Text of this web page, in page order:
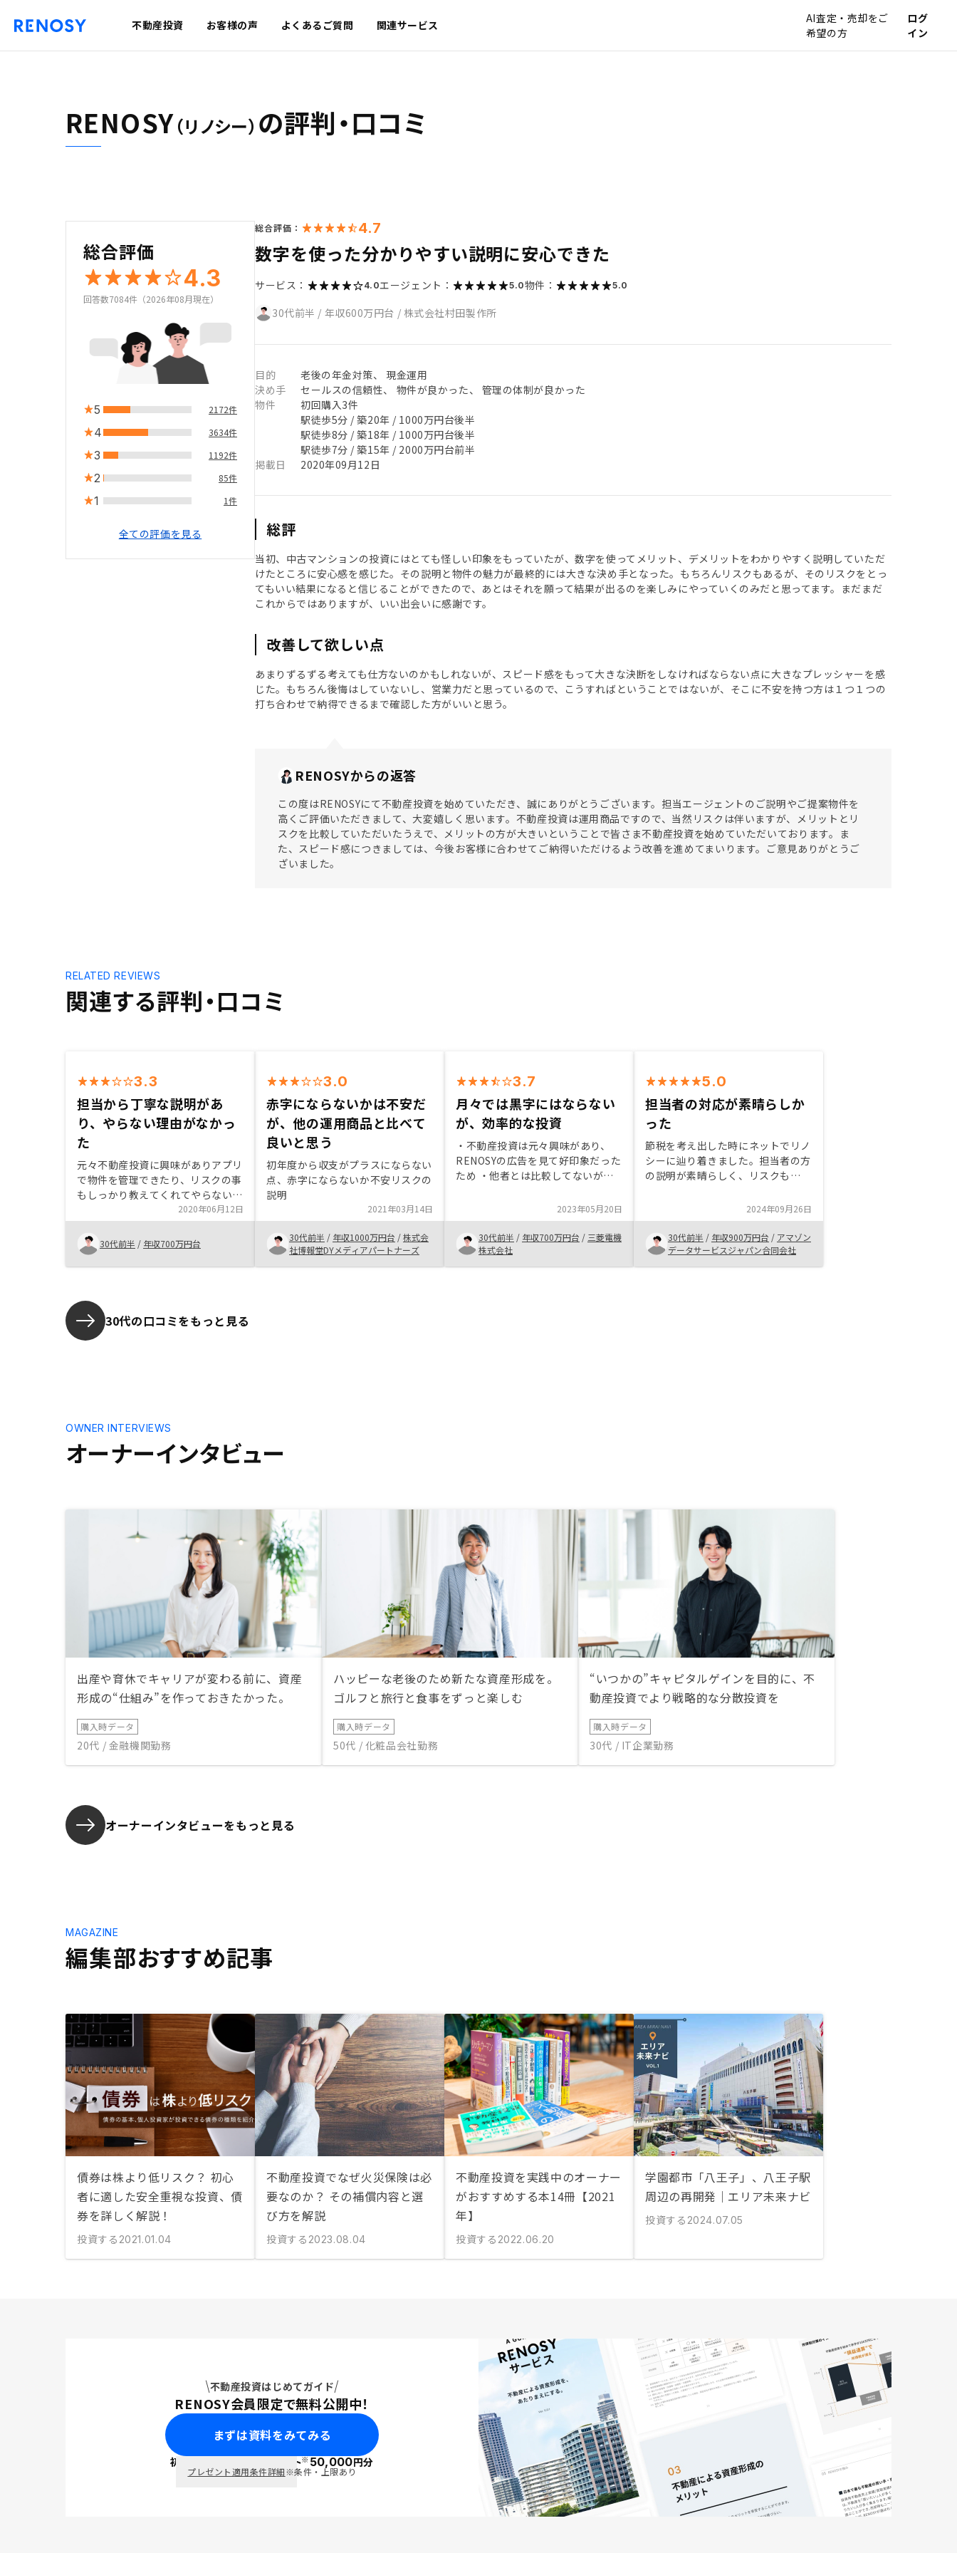
不動産投資 お客様の声 よくあるご質問 関連サービス
AI査定・売却をご
希望の方
ログ
イン
RENOSY（リノシー） の評判・口コミ
総合評価
4.3
回答数7084件（2026年08月現在）
5 2172件
4 3634件
3 1192件
2 85件
1 1件
全ての評価を見る
総合評価： 4.7
数字を使った分かりやすい説明に安心できた
サービス： 4.0エージェント： 5.0物件： 5.0
30代前半 / 年収600万円台 / 株式会社村田製作所
目的
老後の年金対策、 現金運用
決め手
セールスの信頼性、 物件が良かった、 管理の体制が良かった
物件
初回購入3件
駅徒歩5分 / 築20年 / 1000万円台後半
駅徒歩8分 / 築18年 / 1000万円台後半
駅徒歩7分 / 築15年 / 2000万円台前半
掲載日
2020年09月12日
総評
当初、中古マンションの投資にはとても怪しい印象をもっていたが、数字を使ってメリット、デメリットをわかりやすく説明していただ
けたところに安心感を感じた。その説明と物件の魅力が最終的には大きな決め手となった。もちろんリスクもあるが、そのリスクをとっ
てもいい結果になると信じることができたので、あとはそれを願って結果が出るのを楽しみにやっていくのみだと思ってます。まだまだ
これからではありますが、いい出会いに感謝です。
改善して欲しい点
あまりずるずる考えても仕方ないのかもしれないが、スピード感をもって大きな決断をしなければならない点に大きなプレッシャーを感
じた。もちろん後悔はしていないし、営業力だと思っているので、こうすればということではないが、そこに不安を持つ方は１つ１つの
打ち合わせで納得できるまで確認した方がいいと思う。
RENOSYからの返答
この度はRENOSYにて不動産投資を始めていただき、誠にありがとうございます。担当エージェントのご説明やご提案物件を
高くご評価いただきまして、大変嬉しく思います。不動産投資は運用商品ですので、当然リスクは伴いますが、メリットとリ
スクを比較していただいたうえで、メリットの方が大きいということで皆さま不動産投資を始めていただいております。ま
た、スピード感につきましては、今後お客様に合わせてご納得いただけるよう改善を進めてまいります。ご意見ありがとうご
ざいました。
関連する評判・口コミ
RELATED REVIEWS
3.3
担当から丁寧な説明があ
り、やらない理由がなかっ
た
元々不動産投資に興味がありアプリ
で物件を管理できたり、リスクの事
もしっかり教えてくれてやらない理
由がほとんどなく始めることができ
ました。
2020年06月12日
30代前半 / 年収700万円台
3.0
赤字にならないかは不安だ
が、他の運用商品と比べて
良いと思う
初年度から収支がプラスにならない
点、赤字にならないか不安リスクの
説明
2021年03月14日
30代前半 / 年収1000万円台 /株式会
社博報堂DYメディアパートナーズ
3.7
月々では黒字にはならない
が、効率的な投資
・不動産投資は元々興味があり、
RENOSYの広告を見て好印象だった
ため ・他者とは比較してないが、
は信用につながった ・税金を含め
ると月々は結局赤字だが、ローンの
大半を入居者が払っているので、結
果として非常に効率的な投資だと思
う税金やリスク(家賃下落)を考慮し
2023年05月20日
30代前半 / 年収700万円台 / 三菱電機
株式会社
5.0
担当者の対応が素晴らしか
った
節税を考え出した時にネットでリノ
シーに辿り着きました。担当者の方
の説明が素晴らしく、リスクも
たため購入を決めました。物件を決
めた後の手続きも書類サインのため
に一度リノシー社を訪れただけでそ
の他全てリモートで完結したので非
常に楽でした。
2024年09月26日
30代前半 / 年収900万円台 / アマゾン
データサービスジャパン合同会社
30代の口コミをもっと見る
オーナーインタビュー
OWNER INTERVIEWS
出産や育休でキャリアが変わる前に、資産
形成の“仕組み”を作っておきたかった。
購入時データ
20代 / 金融機関勤務
ハッピーな老後のため新たな資産形成を。
ゴルフと旅行と食事をずっと楽しむ
購入時データ
50代 / 化粧品会社勤務
“いつかの”キャピタルゲインを目的に、不
動産投資でより戦略的な分散投資を
購入時データ
30代 / IT企業勤務
オーナーインタビューをもっと見る
編集部おすすめ記事
MAGAZINE
債券は株より低リスク？ 初心
者に適した安全重視な投資、債
券を詳しく解説！
投資する 2021.01.04
不動産投資でなぜ火災保険は必
要なのか？ その補償内容と選
び方を解説
投資する 2023.08.04
不動産投資を実践中のオーナー
がおすすめする本14冊【2021
年】
投資する 2022.06.20
学園都市「八王子」、八王子駅
周辺の再開発｜エリア未来ナビ
投資する 2024.07.05
不動産投資はじめてガイド
RENOSY会員限定で無料公開中！
まずは資料をみてみる
初回面談で ポイント※50,000円分
プレゼント適用条件詳細※条件・上限あり